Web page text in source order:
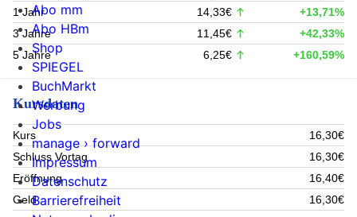
1 Jahr
14,33€
+13,71%
3 Jahre
11,45€
+42,33%
5 Jahre
6,25€ +160,59%
Kursdaten
Kurs
16,30€
Schluss Vortag
16,30€
Eröffnung
16,40€
Geld
16,30€
Abo mm
Abo HBm
Shop
SPIEGEL
BuchMarkt
Werbung
Jobs
manage › forward
Impressum
Datenschutz
Barrierefreiheit